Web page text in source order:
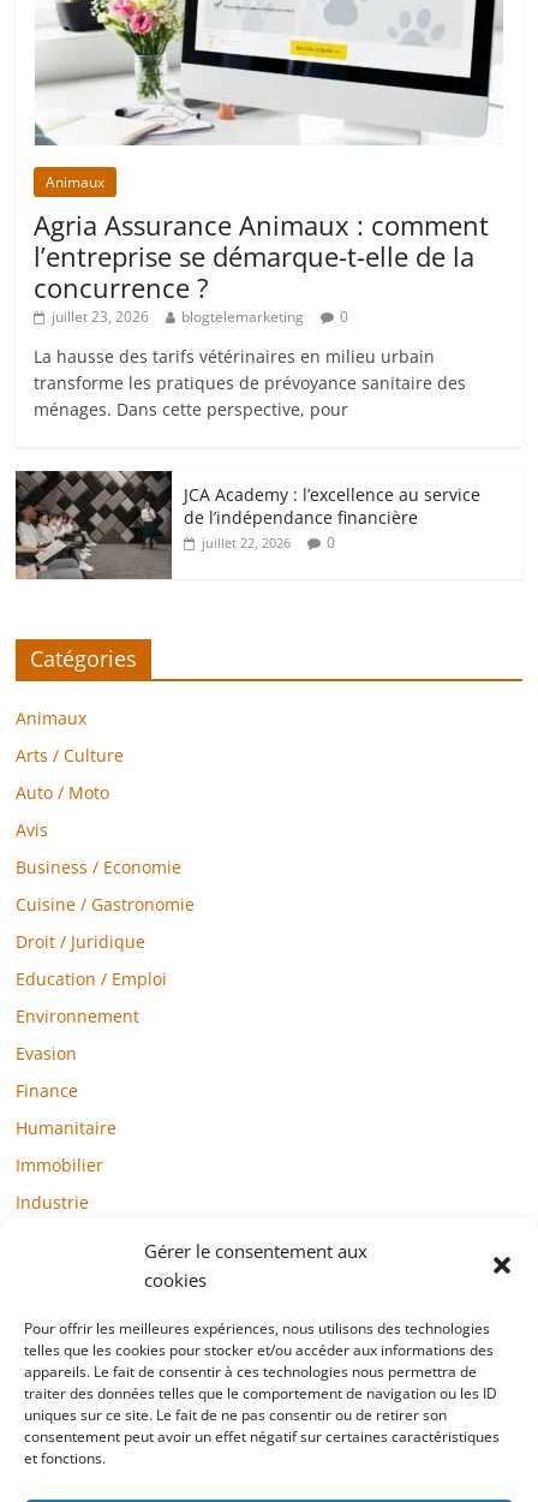
Gérer le consentement aux
cookies
Pour offrir les meilleures expériences, nous utilisons des technologies
telles que les cookies pour stocker et/ou accéder aux informations des
appareils. Le fait de consentir à ces technologies nous permettra de
traiter des données telles que le comportement de navigation ou les ID
uniques sur ce site. Le fait de ne pas consentir ou de retirer son
consentement peut avoir un effet négatif sur certaines caractéristiques
et fonctions.
Animaux
Agria Assurance Animaux : comment
l’entreprise se démarque-t-elle de la
concurrence ?
juillet 23, 2026 blogtelemarketing 0
La hausse des tarifs vétérinaires en milieu urbain
transforme les pratiques de prévoyance sanitaire des
ménages. Dans cette perspective, pour
JCA Academy : l’excellence au service
de l’indépendance financière
juillet 22, 2026 0
Catégories
Animaux
Arts / Culture
Auto / Moto
Avis
Business / Economie
Cuisine / Gastronomie
Droit / Juridique
Education / Emploi
Environnement
Evasion
Finance
Humanitaire
Immobilier
Industrie
Mode / Beauté / Bien-être
Santé
Société
Sports